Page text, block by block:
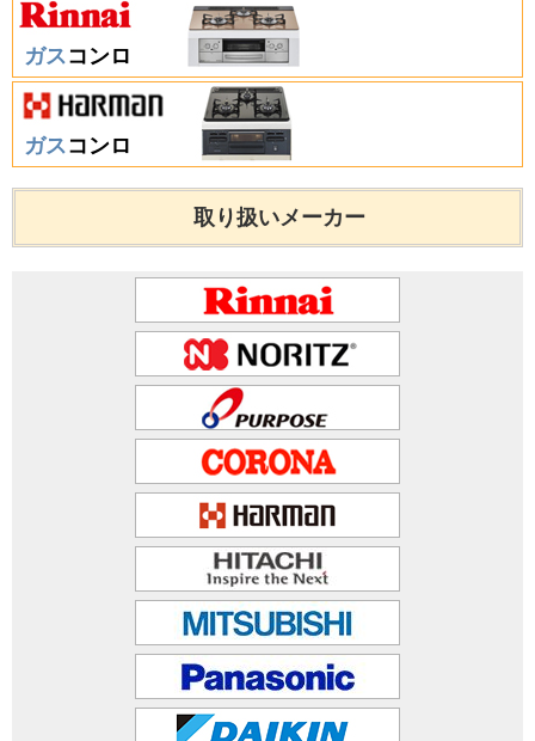
ガス コンロ
ガス コンロ
取り扱いメーカー